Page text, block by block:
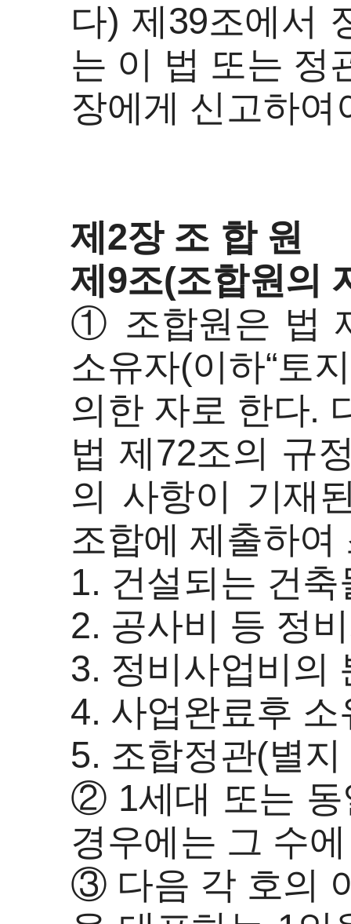
다) 제39조에서
는 이 법 또는 정
장에게 신고하여
제2장 조 합 원
제9조(조합원의
① 조합원은 법
소유자(이하“토
의한 자로 한다.
법 제72조의 규
의 사항이 기재
조합에 제출하여
1. 건설되는 건
2. 공사비 등 정
3. 정비사업비의
4. 사업완료후
5. 조합정관(별
② 1세대 또는 동
경우에는 그 수
③ 다음 각 호의